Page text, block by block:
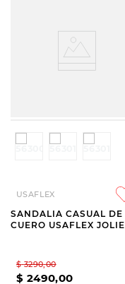
USAFLEX
SANDALIA CASUAL DE
CUERO USAFLEX JOLIE
$ 3290,00
$ 2490,00